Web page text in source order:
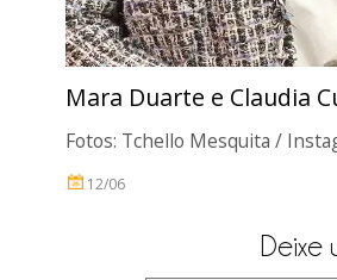
Mara Duarte e Claudia
Fotos: Tchello Mesquita /
12/06
Deixe